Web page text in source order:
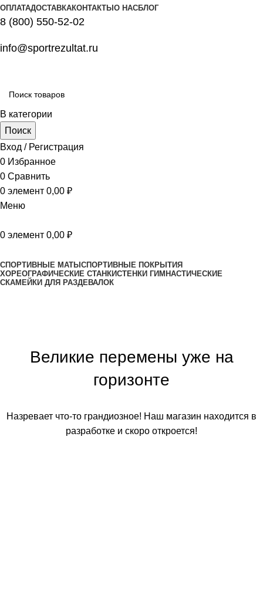
ОПЛАТАДОСТАВКАКОНТАКТЫ О НАСБЛОГ
8 (800) 550-52-02
info@sportrezultat.ru
В категории
Поиск
Вход / Регистрация
0 Избранное
0 Сравнить
0 элемент 0,00 ₽
Меню
0 элемент 0,00 ₽
СПОРТИВНЫЕ МАТЫ СПОРТИВНЫЕ ПОКРЫТИЯ
ХОРЕОГРАФИЧЕСКИЕ СТАНКИСТЕНКИ ГИМНАСТИЧЕСКИЕ
СКАМЕЙКИ ДЛЯ РАЗДЕВАЛОК
Великие перемены уже на
горизонте
Назревает что-то грандиозное! Наш магазин находится в
разработке и скоро откроется!